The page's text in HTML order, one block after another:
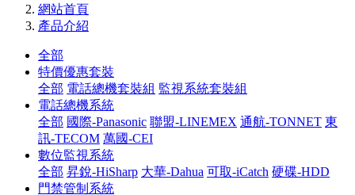
網站首頁
產品介紹
全部
特價優惠套裝
全部 電話總機套裝組 監視系統套裝組
電話總機系統
全部 國際-Panasonic 聯盟-LINEMEX 通航-TONNET 東
訊-TECOM 萬國-CEI
數位監視系統
全部 昇銳-HiSharp 大華-Dahua 可取-iCatch 硬碟-HDD
門禁管制系統